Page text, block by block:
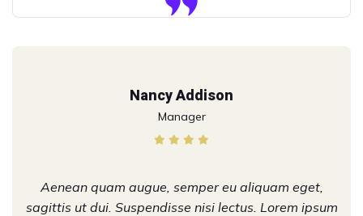
Nancy Addison
Manager
Aenean quam augue, semper eu aliquam eget,
sagittis ut dui. Suspendisse nisi lectus. Lorem ipsum